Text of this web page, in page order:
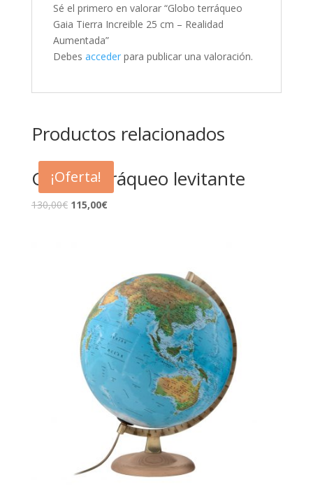
Sé el primero en valorar “Globo terráqueo
Gaia Tierra Increible 25 cm – Realidad
Aumentada”
Debes accederpara publicar una valoración.
Productos relacionados
¡Oferta!
Globo terráqueo levitante
130,00€ 115,00€